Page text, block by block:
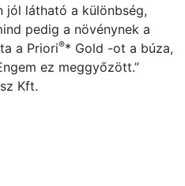
jól látható a különbség,
pedig a növénynek a
a Priori®* Gold -ot a búza,
ez meggyőzött.”
Kft.